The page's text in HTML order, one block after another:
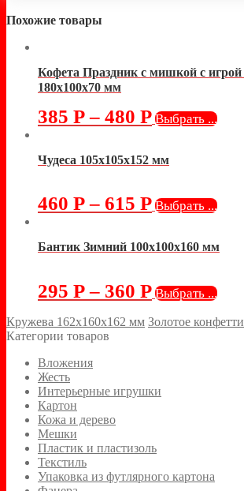
Похожие товары
Кофета Праздник с мишкой с
180х100х70 мм
385 Р– 480 Р Выбрать ...
Чудеса 105х105х152 мм
460 Р– 615 Р Выбрать ...
Бантик Зимний 100х100х160 мм
295 Р– 360 Р Выбрать ...
Кружева 162х160х162 мм Золотое
Категории товаров
Вложения
Жесть
Интерьерные игрушки
Картон
Кожа и дерево
Мешки
Пластик и пластизоль
Текстиль
Упаковка из футлярного картона